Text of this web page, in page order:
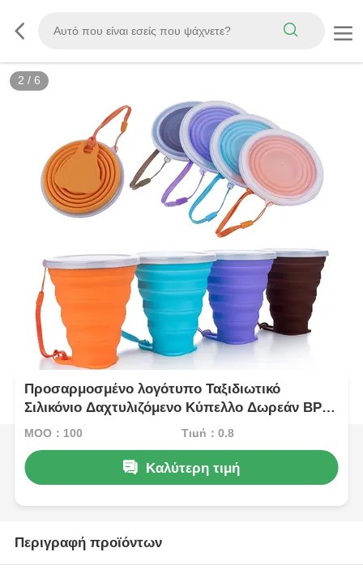
2 / 6
Προσαρμοσμένο λογότυπο Ταξιδιωτικό
Σιλικόνιο Δαχτυλιζόμενο Κύπελλο Δωρεάν BPA
Δαχτυλιζόμενα Κύπελλα 270ml
MOQ：100 Τιμή：0.8
Καλύτερη τιμή
Περιγραφή προϊόντων